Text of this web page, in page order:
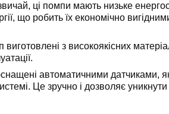
ці помпи мають низьке
що робить їх економічно
з високоякісних
автоматичними датчиками,
Це зручно і дозволяє